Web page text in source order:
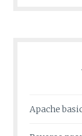
Apache